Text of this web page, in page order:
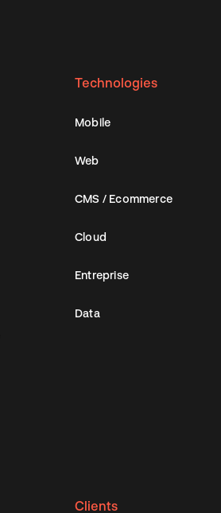
Technologies
Mobile
Web
CMS / Ecommerce
Cloud
Entreprise
Data
Clients